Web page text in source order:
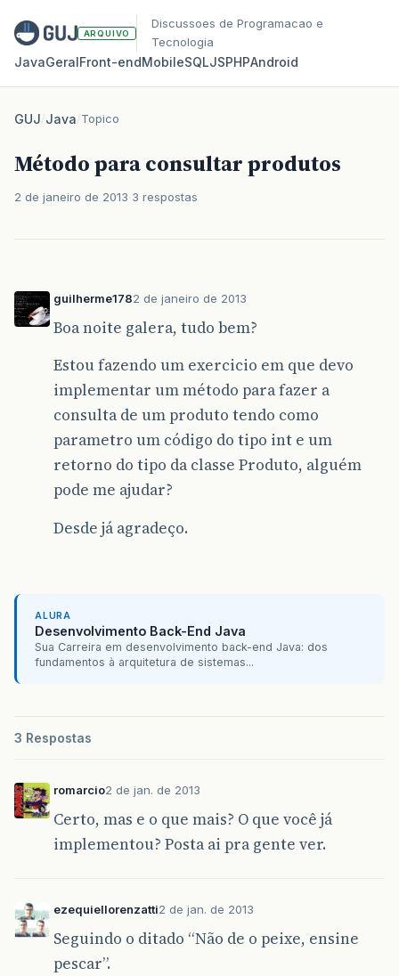
ARQUIVO
Discussoes de Programacao e
Tecnologia
JavaGeralFront‑endMobileSQLJSPHPAndroid
GUJ/Java/Topico
Método para consultar produtos
2 de janeiro de 2013 3 respostas
guilherme1782 de janeiro de 2013
Boa noite galera, tudo bem?
Estou fazendo um exercicio em que devo
implementar um método para fazer a
consulta de um produto tendo como
parametro um código do tipo int e um
retorno do tipo da classe Produto, alguém
pode me ajudar?
Desde já agradeço.
ALURA
Desenvolvimento Back-End Java
Sua Carreira em desenvolvimento back-end Java: dos
fundamentos à arquitetura de sistemas...
3 Respostas
romarcio2 de jan. de 2013
Certo, mas e o que mais? O que você já
implementou? Posta ai pra gente ver.
ezequiellorenzatti2 de jan. de 2013
Seguindo o ditado “Não de o peixe, ensine
pescar”.